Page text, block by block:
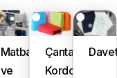
Matbaa
ve
Çanta
Kordonu